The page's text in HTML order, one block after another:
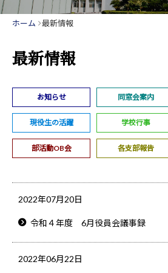
ホーム 最新情報
最新情報
お知らせ 同窓会案内
現役生の活躍 学校行事
部活動OB会 各支部報告
2022年07月20日
令和４年度 6月役員会議事録
2022年06月22日